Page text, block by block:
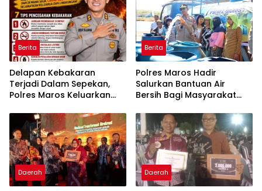
Berita
Delapan Kebakaran
Terjadi Dalam Sepekan,
Polres Maros Keluarkan
Masyarakat
Berita
Polres Maros Hadir
Salurkan Bantuan Air
Bersih Bagi Masyarakat
Di Maros
Daerah Daerah